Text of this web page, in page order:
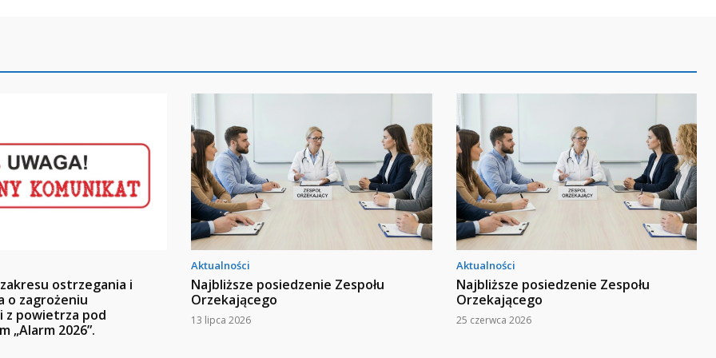
ostrzegania i
o zagrożeniu
z powietrza pod
„Alarm 2026”.
Aktualności
Najbliższe posiedzenie Zespołu
Orzekającego
13 lipca 2026
Aktualności
Najbliższe posiedzenie Zespołu
Orzekającego
25 czerwca 2026